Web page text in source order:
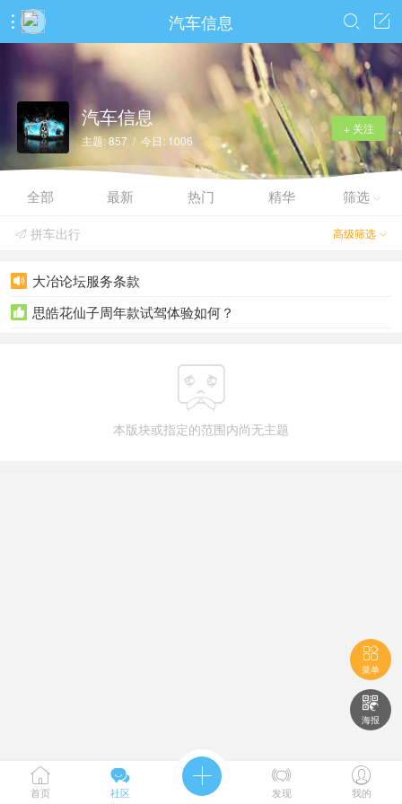
 汽车信息 

+ 关注
汽车信息
主题: 857 / 今日: 1006
全部 最新 热门 精华 筛选 
高级筛选 
 拼车出行
 大冶论坛服务条款
 思皓花仙子周年款试驾体验如何？

本版块或指定的范围内尚无主题

菜单

海报

首页

社区
 
发现

我的